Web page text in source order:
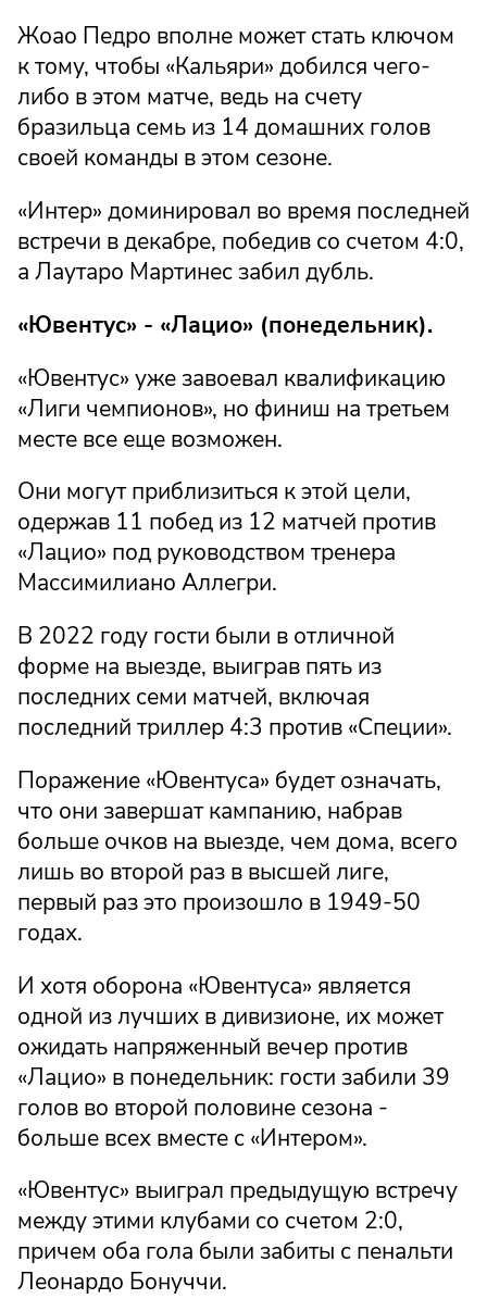
Жоао Педро вполне может стать ключом
к тому, чтобы «Кальяри» добился чего-
либо в этом матче, ведь на счету
бразильца семь из 14 домашних голов
своей команды в этом сезоне.
«Интер» доминировал во время последней
встречи в декабре, победив со счетом 4:0,
а Лаутаро Мартинес забил дубль.
«Ювентус» - «Лацио» (понедельник).
«Ювентус» уже завоевал квалификацию
«Лиги чемпионов», но финиш на третьем
месте все еще возможен.
Они могут приблизиться к этой цели,
одержав 11 побед из 12 матчей против
«Лацио» под руководством тренера
Массимилиано Аллегри.
В 2022 году гости были в отличной
форме на выезде, выиграв пять из
последних семи матчей, включая
последний триллер 4:3 против «Специи».
Поражение «Ювентуса» будет означать,
что они завершат кампанию, набрав
больше очков на выезде, чем дома, всего
лишь во второй раз в высшей лиге,
первый раз это произошло в 1949-50
годах.
И хотя оборона «Ювентуса» является
одной из лучших в дивизионе, их может
ожидать напряженный вечер против
«Лацио» в понедельник: гости забили 39
голов во второй половине сезона -
больше всех вместе с «Интером».
«Ювентус» выиграл предыдущую встречу
между этими клубами со счетом 2:0,
причем оба гола были забиты с пенальти
Леонардо Бонуччи.